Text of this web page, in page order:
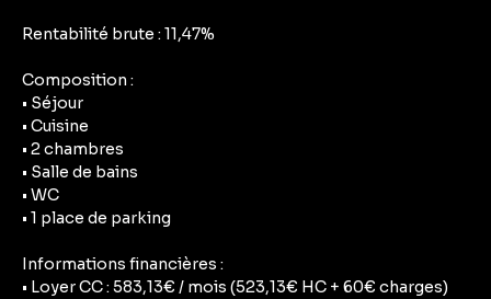
Rentabilité brute : 11,47%
Composition :
• Séjour
• Cuisine
• 2 chambres
• Salle de bains
• WC
• 1 place de parking
Informations financières :
• Loyer CC : 583,13€ / mois (523,13€ HC + 60€ charges)